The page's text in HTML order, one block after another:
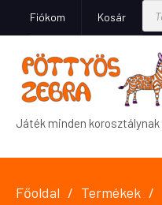
Fiókom Kosár
Játék minden korosztálynak
Főoldal
Termékek